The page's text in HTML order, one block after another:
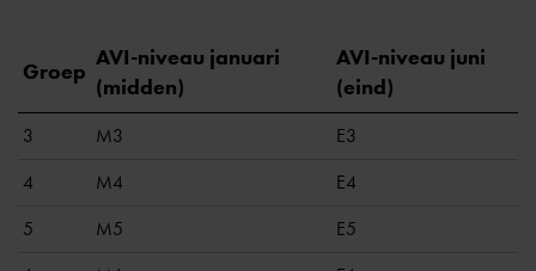
Groep
AVI-niveau januari
(midden)
AVI-niveau juni
(eind)
3 M3 E3
4 M4 E4
5 M5 E5